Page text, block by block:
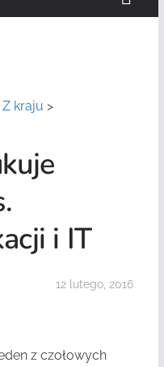
Z kraju >
i IT
12 lutego, 2016
z czołowych